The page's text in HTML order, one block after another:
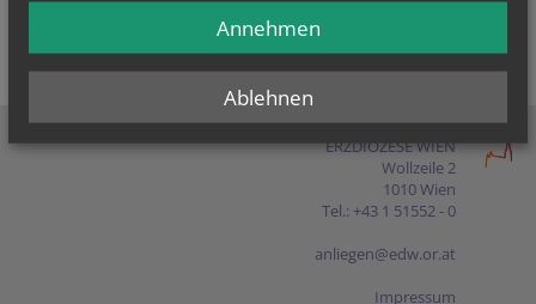
ERZDIÖZESE WIEN
Wollzeile 2
1010 Wien
Tel.: +43 1 51552 - 0
anliegen@edw.or.at
Impressum
Ablehnen
Annehmen